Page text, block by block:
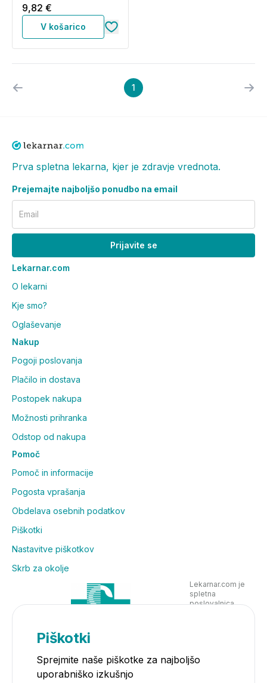
9,82 €
V košarico
1
Prva spletna lekarna, kjer je zdravje vrednota.
Prejemajte najboljšo ponudbo na email
Email
Prijavite se
Lekarnar.com
O lekarni
Kje smo?
Oglaševanje
Nakup
Pogoji poslovanja
Plačilo in dostava
Postopek nakupa
Možnosti prihranka
Odstop od nakupa
Pomoč
Pomoč in informacije
Pogosta vprašanja
Obdelava osebnih podatkov
Piškotki
Nastavitve piškotkov
Skrb za okolje
Lekarnar.com je
spletna
poslovalnica
Piškotki
Sprejmite naše piškotke za najboljšo
uporabniško izkušnjo